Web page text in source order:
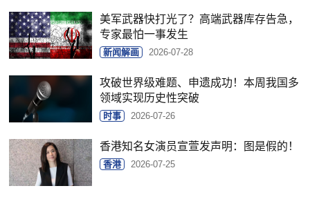
美军武器快打光了？高端武器库存告急，
专家最怕一事发生
新闻解画 2026-07-28
攻破世界级难题、申遗成功！本周我国多
领域实现历史性突破
时事 2026-07-26
香港知名女演员宣萱发声明：图是假的！
香港 2026-07-25